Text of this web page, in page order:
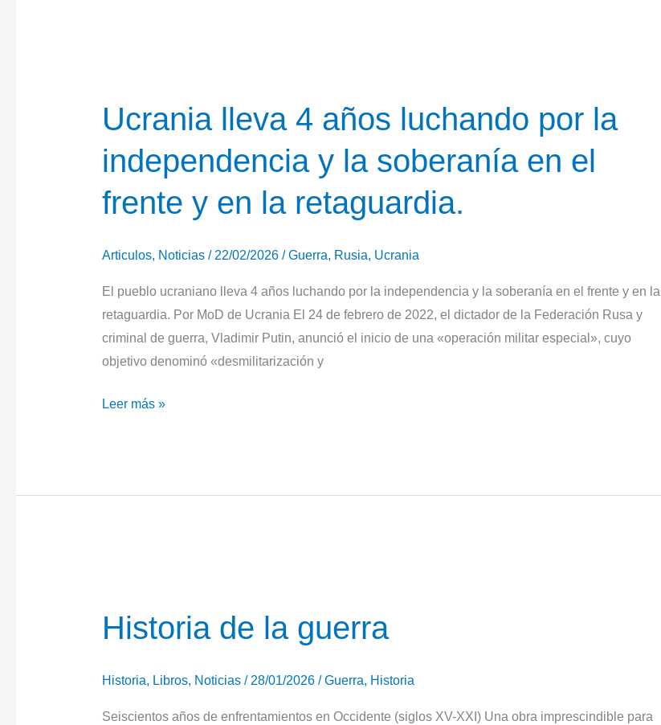
Ucrania lleva 4 años luchando por la
independencia y la soberanía en el
frente y en la retaguardia.
Articulos, Noticias/ 22/02/2026 /Guerra, Rusia, Ucrania
El pueblo ucraniano lleva 4 años luchando por la independencia y la soberanía en el frente y en la
retaguardia. Por MoD de Ucrania El 24 de febrero de 2022, el dictador de la Federación Rusa y
criminal de guerra, Vladimir Putin, anunció el inicio de una «operación militar especial», cuyo
objetivo denominó «desmilitarización y
Ucrania
luchando
la
soberanía
el
Leer más »
Historia de la guerra
Historia, Libros, Noticias/ 28/01/2026 /Guerra, Historia
Seiscientos años de enfrentamientos en Occidente (siglos XV-XXI) Una obra imprescindible para